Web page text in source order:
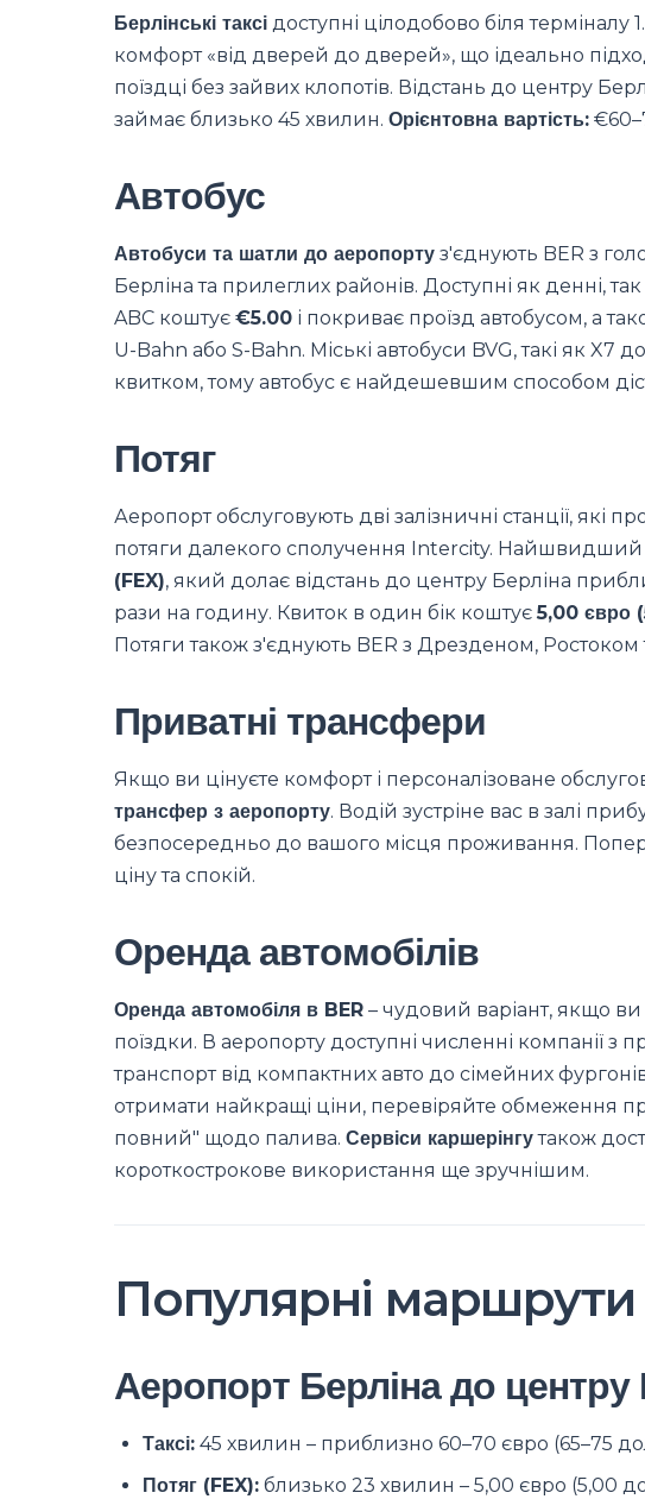
Берлінські таксі доступні цілодобово біля терміналу
комфорт «від дверей до дверей», що ідеально
поїздці без зайвих клопотів. Відстань до центру
займає близько 45 хвилин. Орієнтовна вартість:
Автобус
Автобуси та шатли до аеропорту з'єднують BER з
Берліна та прилеглих районів. Доступні як денні,
ABC коштує €5.00 і покриває проїзд автобусом, а
U-Bahn або S-Bahn. Міські автобуси BVG, такі як X7
квитком, тому автобус є найдешевшим способом
Потяг
Аеропорт обслуговують дві залізничні станції, які
потяги далекого сполучення Intercity. Найшвидший
(FEX), який долає відстань до центру Берліна
рази на годину. Квиток в один бік коштує5,00 євро
Потяги також з'єднують BER з Дрезденом, Ростоком
Приватні трансфери
Якщо ви цінуєте комфорт і персоналізоване
трансфер з аеропорту. Водій зустріне вас в залі
безпосередньо до вашого місця проживання.
ціну та спокій.
Оренда автомобілів
Оренда автомобіля в BER – чудовий варіант, якщо ви
поїздки. В аеропорту доступні численні компанії з
транспорт від компактних авто до сімейних
отримати найкращі ціни, перевіряйте обмеження
повний" щодо палива. Сервіси каршерінгутакож
короткострокове використання ще зручнішим.
Популярні маршрути
Аеропорт Берліна до центру
Таксі: 45 хвилин – приблизно 60–70 євро (65–75
Потяг (FEX): близько 23 хвилин – 5,00 євро (5,00